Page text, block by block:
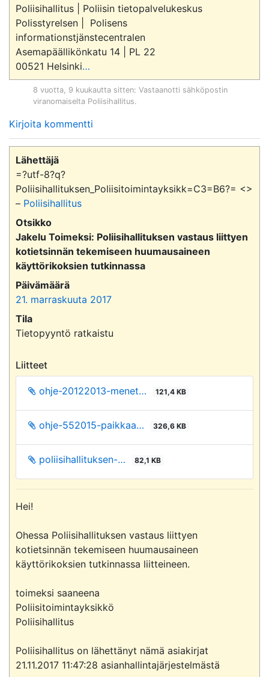
Poliisihallitus | Poliisin tietopalvelukeskus
Polisstyrelsen |  Polisens
informationstjänstecentralen
Asemapäällikönkatu 14 | PL 22
00521 Helsinki…
8 vuotta, 9 kuukautta sitten: Vastaanotti sähköpostin
viranomaiselta Poliisihallitus.
Kirjoita kommentti
Lähettäjä
=?utf-8?q?
Poliisihallituksen_Poliisitoimintayksikk=C3=B6?= <>
– Poliisihallitus
Otsikko
Jakelu Toimeksi: Poliisihallituksen vastaus liittyen
kotietsinnän tekemiseen huumausaineen
käyttörikoksien tutkinnassa
Päivämäärä
21. marraskuuta 2017
Tila
Tietopyyntö ratkaistu
Liitteet
ohje-20122013-menet… 121,4 KB
ohje-552015-paikkaa… 326,6 KB
poliisihallituksen-… 82,1 KB
Hei!
Ohessa Poliisihallituksen vastaus liittyen
kotietsinnän tekemiseen huumausaineen
käyttörikoksien tutkinnassa liitteineen.
toimeksi saaneena
Poliisitoimintayksikkö
Poliisihallitus
Poliisihallitus on lähettänyt nämä asiakirjat
21.11.2017 11:47:28 asianhallintajärjestelmästä